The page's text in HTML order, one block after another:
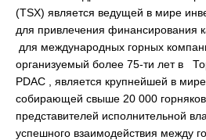
(TSX) является ведущей в мире
для привлечения финансирования
для международных горных
организуемый более 75-ти лет в
PDAC , является крупнейшей в
собирающей свыше 20 000
представителей исполнительной
успешного взаимодействия между